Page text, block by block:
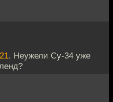
. Неужели Су-34 уже